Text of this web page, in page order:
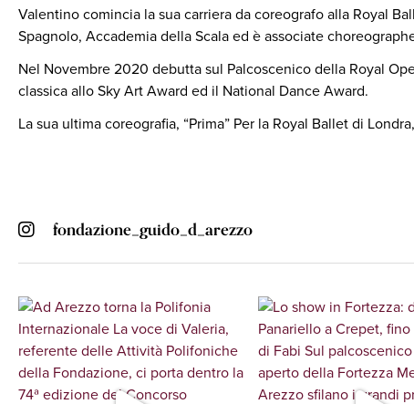
Valentino comincia la sua carriera da coreografo alla Royal
Spagnolo, Accademia della Scala ed è associate
Nel Novembre 2020 debutta sul Palcoscenico della Royal
classica allo Sky Art Award ed il National Dance Award.
La sua ultima coreografia, “Prima” Per la Royal Ballet di
fondazione_guido_d_arezzo